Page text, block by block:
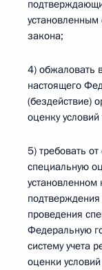
закона;
4) обжаловать
настоящего
(бездействие)
оценку условий
5) требовать
специальную
подтверждения
проведения
Федеральную
систему учета
оценки